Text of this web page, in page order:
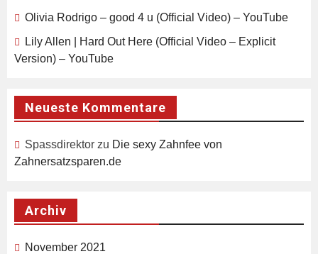
Olivia Rodrigo – good 4 u (Official Video) – YouTube
Lily Allen | Hard Out Here (Official Video – Explicit
Version) – YouTube
Neueste Kommentare
Spassdirektor zu Die sexy Zahnfee von
Zahnersatzsparen.de
Archiv
November 2021